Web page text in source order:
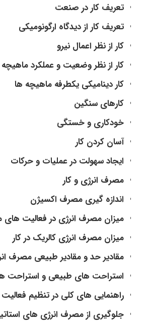
تعریف کار در صنعت
تعریف کار از دیدگاه ارگونومیکی
کار از نظر اعمال نیرو
کار از نظر وضعیت و عملکرد
کار دینامیکی یکطرفه ماهیچه ها
کارهای سنگین
خودکاری و خستگی
آسان کردن کار
ایجاد سهولت در عملیات و حرکات
مصرف انرژی و کار
اندازه گیری مصرف اکسیژن
میزان مصرف انرژی در فعالیت
میزان مصرف انرژی کالریک در کار
مقادیر حد و مقادیر طبیعی مصرف
استراحت های طبیعی و استراحت
راهنمایی های کلی در تنظیم
جلوگیری از مصرف انرژی های